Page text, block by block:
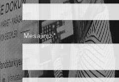
Mesajınız *